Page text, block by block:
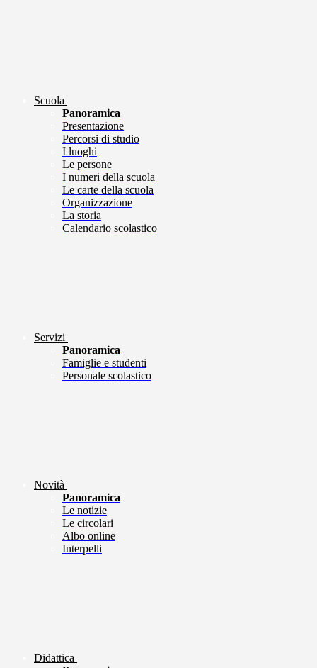
Scuola
Panoramica
Presentazione
Percorsi di studio
I luoghi
Le persone
I numeri della scuola
Le carte della scuola
Organizzazione
La storia
Calendario scolastico
Servizi
Panoramica
Famiglie e studenti
Personale scolastico
Novità
Panoramica
Le notizie
Le circolari
Albo online
Interpelli
Didattica